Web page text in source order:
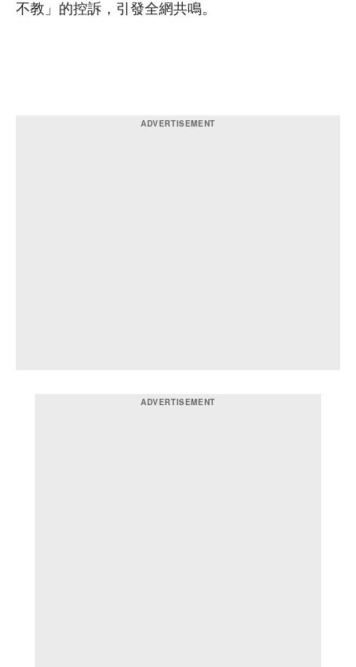
不教」的控訴，引發全網共鳴。